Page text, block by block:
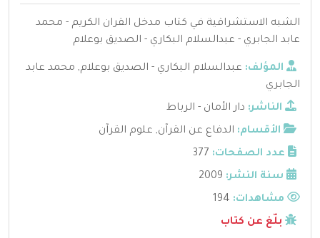
الشبه الاستشراقية في كتاب مدخل القران الكريم - محمد
عابد الجابري - عبدالسلام البكاري - الصديق بوعلام
المؤلف: عبدالسلام البكاري - الصديق بوعلام, محمد عابد
الجابري
الناشر: دار الأمان - الرباط
الأقسام: الدفاع عن القرآن, علوم القرآن
عدد الصفحات: 377
سنة النشر: 2009
مشاهدات:
بلّغ عن كتاب